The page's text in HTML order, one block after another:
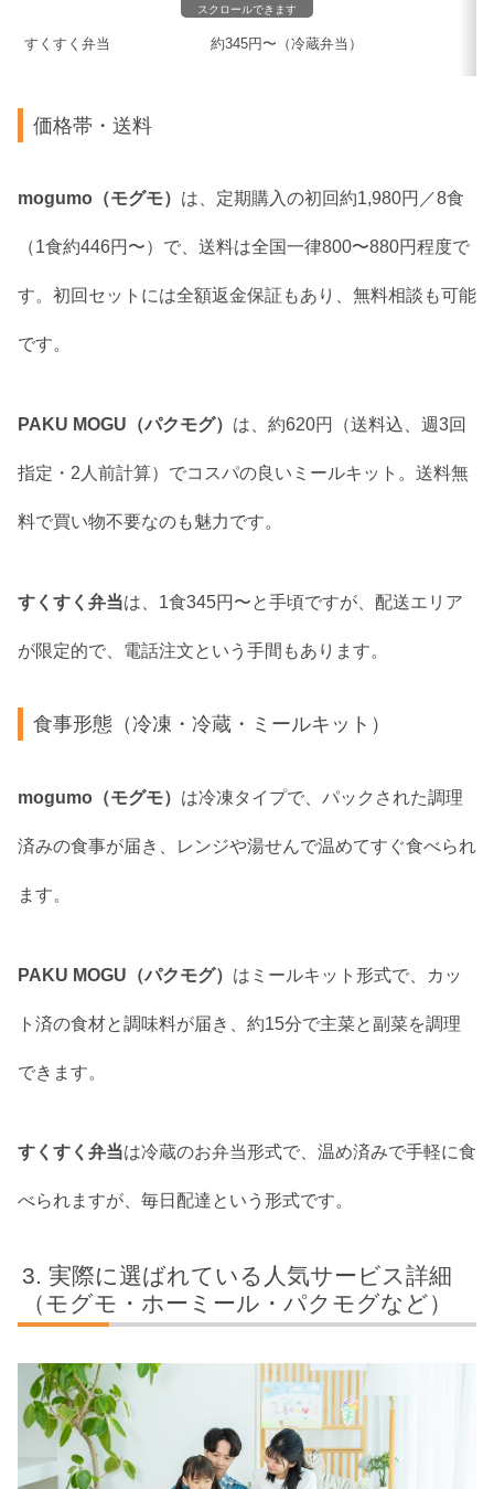
すくすく弁当 約345円〜（冷蔵弁当）
スクロールできます
価格帯・送料
mogumo（モグモ） は、定期購入の初回約1,980円／8食
（1食約446円〜）で、送料は全国一律800〜880円程度で
す。初回セットには全額返金保証もあり、無料相談も可能
です。
PAKU MOGU（パクモグ） は、約620円（送料込、週3回
指定・2人前計算）でコスパの良いミールキット。送料無
料で買い物不要なのも魅力です。
すくすく弁当は、1食345円〜と手頃ですが、配送エリア
が限定的で、電話注文という手間もあります。
食事形態（冷凍・冷蔵・ミールキット）
mogumo（モグモ） は冷凍タイプで、パックされた調理
済みの食事が届き、レンジや湯せんで温めてすぐ食べられ
ます。
PAKU MOGU（パクモグ） はミールキット形式で、カッ
ト済の食材と調味料が届き、約15分で主菜と副菜を調理
できます。
すくすく弁当は冷蔵のお弁当形式で、温め済みで手軽に食
べられますが、毎日配達という形式です。
実際に選ばれている人気サービス詳細
（モグモ・ホーミール・パクモグなど）